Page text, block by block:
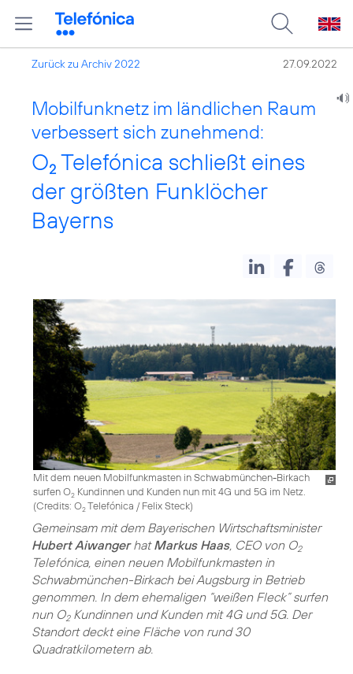
Zurück zu Archiv 2022 27.09.2022
Mobilfunknetz im ländlichen Raum
verbessert sich zunehmend:
O2 Telefónica schließt eines
der größten Funklöcher
Bayerns
Mit dem neuen Mobilfunkmasten in Schwabmünchen-Birkach
surfen O2 Kundinnen und Kunden nun mit 4G und 5G im Netz.
(Credits: O2Telefónica / Felix Steck)
Gemeinsam mit dem Bayerischen Wirtschaftsminister
Hubert AiwangerhatMarkus Haas, CEO von O2
Telefónica, einen neuen Mobilfunkmasten in
Schwabmünchen-Birkach bei Augsburg in Betrieb
genommen. In dem ehemaligen “weißen Fleck” surfen
nun O2Kundinnen und Kunden mit 4G und 5G. Der
Standort deckt eine Fläche von rund 30
Quadratkilometern ab.